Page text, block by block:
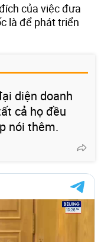
của việc đưa
là để phát triển
diện doanh
cả họ đều
nói thêm.